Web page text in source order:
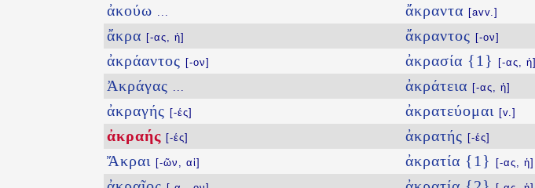
ἀκούω
ἄκρα [-ας, ἡ]
ἀκράαντος [-ον]
Ἀκράγας
ἀκραγής [-ές]
ἀκραής [-ές]
Ἄκραι [-ῶν, αἱ]
ἄκραντα [avv.]
ἄκραντος [-ον]
ἀκρασία {1} [-ας, ἡ]
ἀκράτεια [-ας, ἡ]
ἀκρατεύομαι [v.]
ἀκρατής [-ές]
ἀκρατία {1} [-ας, ἡ]